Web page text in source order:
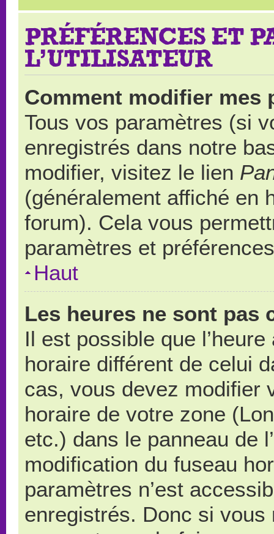
PRÉFÉRENCES ET
L’UTILISATEUR
Comment modifier mes
Tous vos paramètres (si
enregistrés dans notre
modifier, visitez le lien
(généralement affiché en
forum). Cela vous
paramètres et
Haut
Les heures ne sont pas
Il est possible que
horaire différent de celui
cas, vous devez modifier
horaire de votre zone
etc.) dans le panneau de
modification du fuseau
paramètres n’est
enregistrés. Donc si vous